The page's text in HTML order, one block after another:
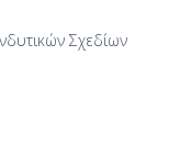
Σχεδίων